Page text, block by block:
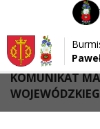
Przejdź do menu
Przejdź do głównej treści strony
Przejdź do stopki strony
Strona główna >
KOMUNIKAT